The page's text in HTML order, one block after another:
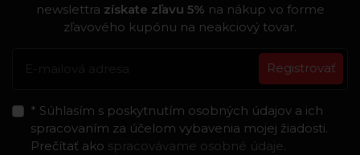
newslettra získate zľavu 5% na nákup vo forme
zľavového kupónu na neakciový tovar.
Registrovať
* Súhlasím s poskytnutím osobných údajov a ich
spracovaním za účelom vybavenia mojej žiadosti.
Prečítať ako spracovávame osobné údaje.